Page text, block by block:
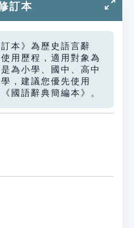
訂本
本》為歷史語言辭
用歷程，適用對象為
為小學、國中、高中
，建議您優先使用
國語辭典簡編本》。